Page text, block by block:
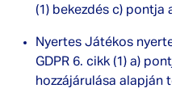
(1) bekezdés c) pontja
Nyertes Játékos
GDPR 6. cikk (1) a)
hozzájárulása alapján